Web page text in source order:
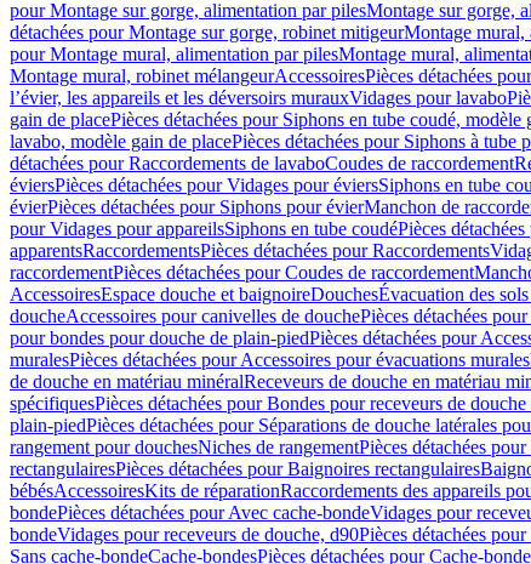
pour Montage sur gorge, alimentation par pilesMontage sur gorge,
détachées pour Montage sur gorge, robinet mitigeurMontage mural,
pour Montage mural, alimentation par pilesMontage mural,
Montage mural, robinet mélangeurAccessoiresPièces détachées
l’évier, les appareils et les déversoirs murauxVidages pour lavabo
gain de placePièces détachées pour Siphons en tube coudé, modèle
lavabo, modèle gain de placePièces détachées pour Siphons à
détachées pour Raccordements de lavaboCoudes de raccordement
éviersPièces détachées pour Vidages pour éviersSiphons en tube
évierPièces détachées pour Siphons pour évierManchon de
pour Vidages pour appareilsSiphons en tube coudéPièces
apparentsRaccordementsPièces détachées pour Raccordements
raccordementPièces détachées pour Coudes de raccordement
AccessoiresEspace douche et baignoireDouchesÉvacuation des
doucheAccessoires pour canivelles de douchePièces détachées
pour bondes pour douche de plain-piedPièces détachées pour
muralesPièces détachées pour Accessoires pour évacuations murales
de douche en matériau minéralReceveurs de douche en matériau
spécifiquesPièces détachées pour Bondes pour receveurs de
plain-piedPièces détachées pour Séparations de douche latérales
rangement pour douchesNiches de rangementPièces détachées
rectangulairesPièces détachées pour Baignoires rectangulaires
bébésAccessoiresKits de réparationRaccordements des appareils
bondePièces détachées pour Avec cache-bondeVidages pour
bondeVidages pour receveurs de douche, d90Pièces détachées
Sans cache-bondeCache-bondesPièces détachées pour Cache-